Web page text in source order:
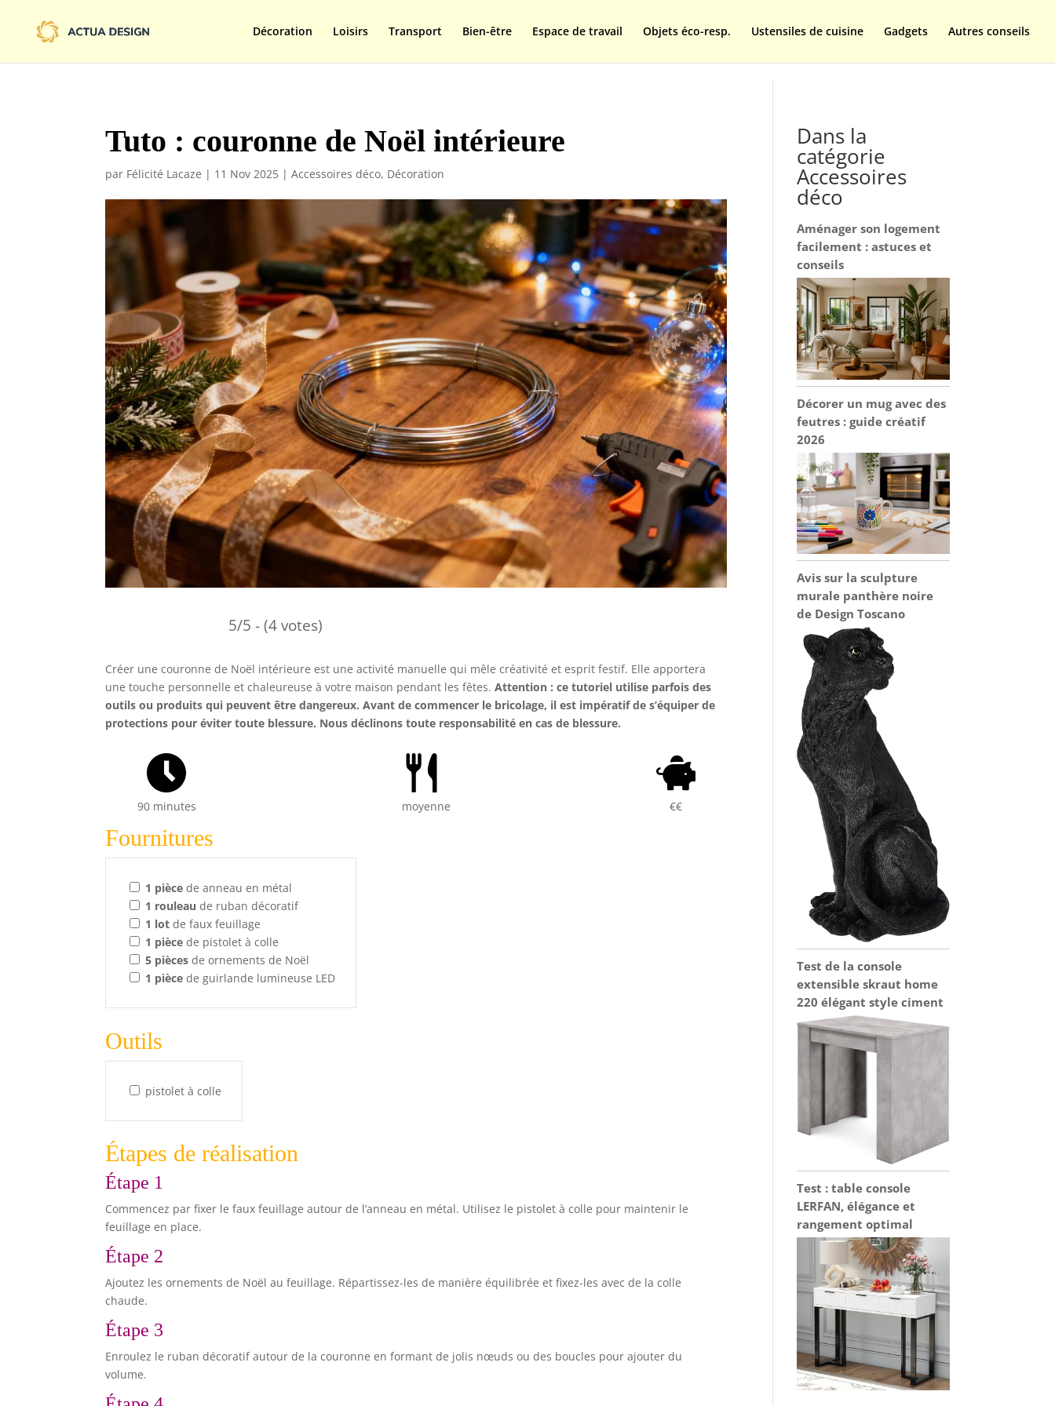
Décoration
Loisirs Transport Bien-être Espace de travail Objets éco-resp. Ustensiles de cuisine Gadgets Autres conseils
Tuto : couronne de Noël intérieure
par Félicité Lacaze | 11 Nov 2025 |Accessoires déco, Décoration
5/5 - (4 votes)
Créer une couronne de Noël intérieure est une activité manuelle qui mêle créativité et esprit festif. Elle apportera
une touche personnelle et chaleureuse à votre maison pendant les fêtes.Attention : ce tutoriel utilise parfois des
outils ou produits qui peuvent être dangereux. Avant de commencer le bricolage, il est impératif de s’équiper de
protections pour éviter toute blessure. Nous déclinons toute responsabilité en cas de blessure.
90 minutes moyenne €€
Fournitures
1 pièce de anneau en métal
1 rouleau de ruban décoratif
1 lot de faux feuillage
1 pièce de pistolet à colle
5 pièces de ornements de Noël
1 pièce de guirlande lumineuse LED
Outils
pistolet à colle
Étapes de réalisation
Étape 1
Commencez par fixer le faux feuillage autour de l’anneau en métal. Utilisez le pistolet à colle pour maintenir le
feuillage en place.
Étape 2
Ajoutez les ornements de Noël au feuillage. Répartissez-les de manière équilibrée et fixez-les avec de la colle
chaude.
Étape 3
Enroulez le ruban décoratif autour de la couronne en formant de jolis nœuds ou des boucles pour ajouter du
volume.
Dans la
catégorie
Accessoires
déco
Aménager son logement
facilement : astuces et
conseils
Décorer un mug avec des
feutres : guide créatif
2026
Avis sur la sculpture
murale panthère noire
de Design Toscano
Test de la console
extensible skraut home
220 élégant style ciment
Test : table console
LERFAN, élégance et
rangement optimal